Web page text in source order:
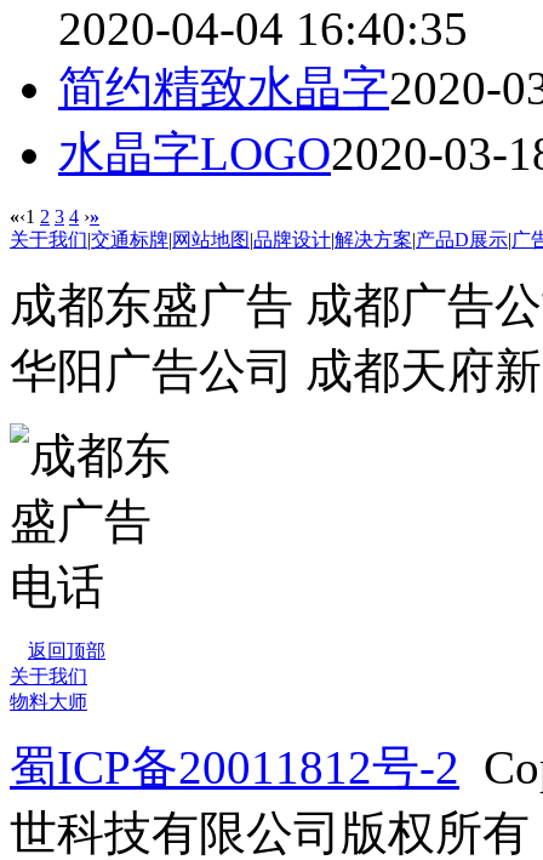
2020-04-04 16:40:35
简约精致水晶字2020-
水晶字LOGO2020-03-
«‹1 2 3 4 ›»
关于我们|交通标牌|网站地图|品牌设计|解决方案|产品D展示|广
成都东盛广告 成都广告
华阳广告公司 成都天府
返回顶部
关于我们
物料大师
蜀ICP备20011812号-2
世科技有限公司版权所有